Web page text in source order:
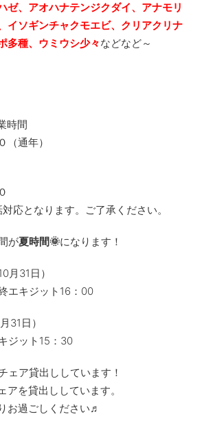
、 アオハナテンジクダイ、アナモリ
イソギンチャクモエビ、クリアクリナ
多種、 ウミウシ少々などなど～
時間
（通年）
応となります。ご了承ください。
が夏時間🌞になります！
月31日）
エキジット16：00
31日）
ジット15：30
ア貸出ししています！
アを貸出ししています。
お過ごしください♬